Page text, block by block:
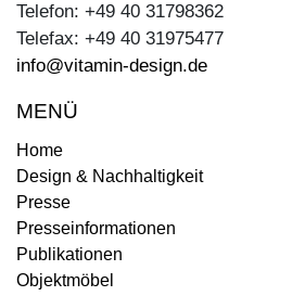
Telefon: +49 40 31798362
Telefax: +49 40 31975477
info@vitamin-design.de
MENÜ
Home
Design & Nachhaltigkeit
Presse
Presseinformationen
Publikationen
Objektmöbel